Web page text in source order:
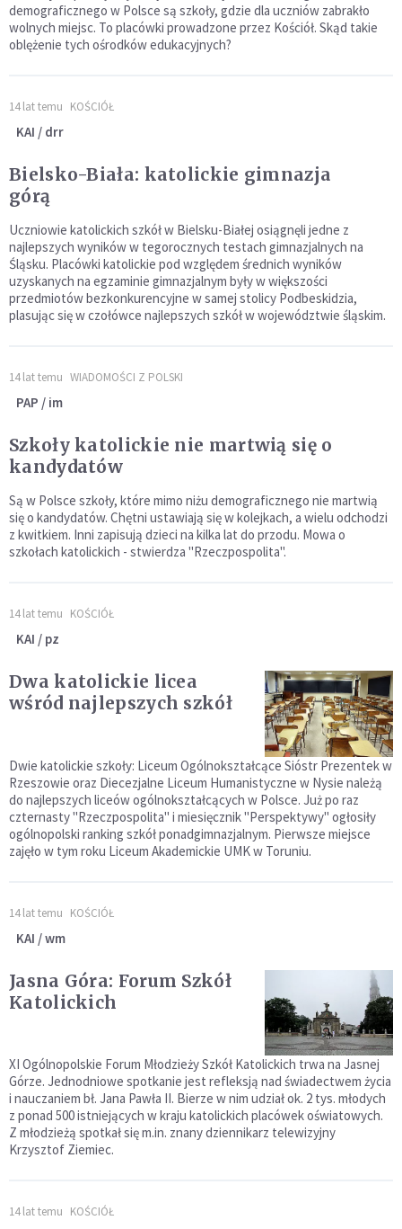
demograficznego w Polsce są szkoły, gdzie dla uczniów zabrakło
wolnych miejsc. To placówki prowadzone przez Kościół. Skąd takie
oblężenie tych ośrodków edukacyjnych?
14 lat temu KOŚCIÓŁ
KAI / drr
Bielsko-Biała: katolickie gimnazja
górą
Uczniowie katolickich szkół w Bielsku-Białej osiągnęli jedne z
najlepszych wyników w tegorocznych testach gimnazjalnych na
Śląsku. Placówki katolickie pod względem średnich wyników
uzyskanych na egzaminie gimnazjalnym były w większości
przedmiotów bezkonkurencyjne w samej stolicy Podbeskidzia,
plasując się w czołówce najlepszych szkół w województwie śląskim.
14 lat temu WIADOMOŚCI Z POLSKI
PAP / im
Szkoły katolickie nie martwią się o
kandydatów
Są w Polsce szkoły, które mimo niżu demograficznego nie martwią
się o kandydatów. Chętni ustawiają się w kolejkach, a wielu odchodzi
z kwitkiem. Inni zapisują dzieci na kilka lat do przodu. Mowa o
szkołach katolickich - stwierdza "Rzeczpospolita".
14 lat temu KOŚCIÓŁ
KAI / pz
Dwa katolickie licea
wśród najlepszych szkół
Dwie katolickie szkoły: Liceum Ogólnokształcące Sióstr Prezentek w
Rzeszowie oraz Diecezjalne Liceum Humanistyczne w Nysie należą
do najlepszych liceów ogólnokształcących w Polsce. Już po raz
czternasty "Rzeczpospolita" i miesięcznik "Perspektywy" ogłosiły
ogólnopolski ranking szkół ponadgimnazjalnym. Pierwsze miejsce
zajęło w tym roku Liceum Akademickie UMK w Toruniu.
14 lat temu KOŚCIÓŁ
KAI / wm
Jasna Góra: Forum Szkół
Katolickich
XI Ogólnopolskie Forum Młodzieży Szkół Katolickich trwa na Jasnej
Górze. Jednodniowe spotkanie jest refleksją nad świadectwem życia
i nauczaniem bł. Jana Pawła II. Bierze w nim udział ok. 2 tys. młodych
z ponad 500 istniejących w kraju katolickich placówek oświatowych.
Z młodzieżą spotkał się m.in. znany dziennikarz telewizyjny
Krzysztof Ziemiec.
14 lat temu KOŚCIÓŁ